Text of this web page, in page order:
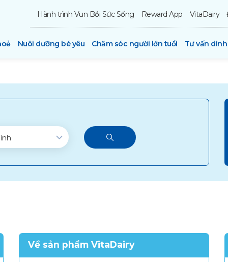
Hành trình Vun Bồi Sức Sống Reward App VitaDairy
Nuôi dưỡng bé yêu Chăm sóc người lớn tuổi Tư vấn
Về sản phẩm VitaDairy